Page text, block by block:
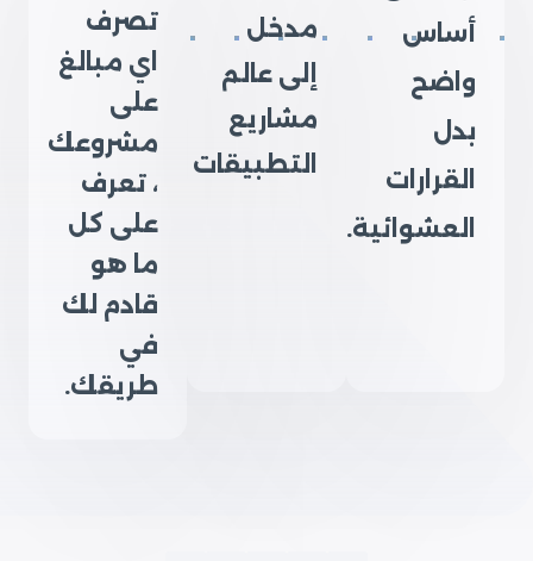
أساس
واضح
بدل
القرارات
العشوائية.
مدخل
إلى عالم
مشاريع
التطبيقات
تصرف
اي مبالغ
على
مشروعك
، تعرف
على كل
ما هو
قادم لك
في
طريقك.